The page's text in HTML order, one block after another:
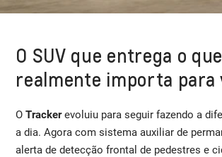
O SUV que entrega o que
realmente importa para
OTrackerevoluiu para seguir fazendo a
a dia. Agora com sistema auxiliar de
alerta de detecção frontal de pedestres e